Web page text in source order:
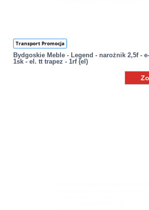
Transport Promocja
Bydgoskie Meble - Legend - narożnik 2,5f - e-
1sk - el. tt trapez - 1rf (el)